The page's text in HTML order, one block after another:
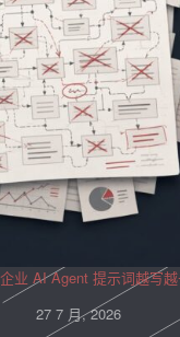
企业 AI Agent 提示词越写
27 7 月, 2026